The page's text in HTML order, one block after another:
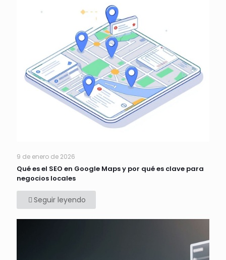
9 de enero de 2026
Qué es el SEO en Google Maps y por qué es clave para
negocios locales
Seguir leyendo